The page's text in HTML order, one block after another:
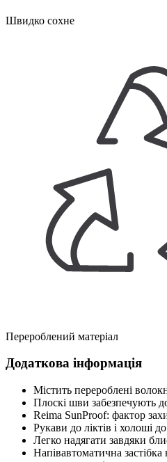
Швидко сохне
Перероблений матеріал
Додаткова інформація
Містить перероблені
Плоскі шви забезпечують
Reima SunProof: фактор
Рукави до ліктів і холоші
Легко надягати завдяки
Напівавтоматична